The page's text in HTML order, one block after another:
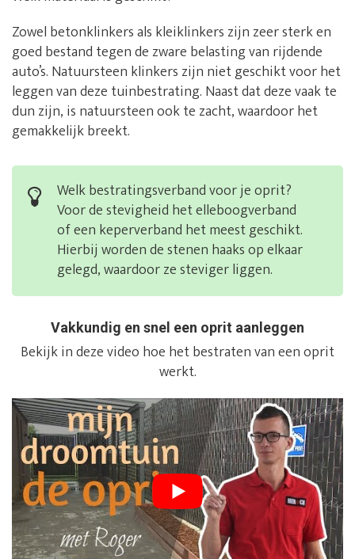
Zowel betonklinkers als kleiklinkers zijn zeer sterk en
goed bestand tegen de zware belasting van rijdende
auto’s. Natuursteen klinkers zijn niet geschikt voor het
leggen van deze tuinbestrating. Naast dat deze vaak te
dun zijn, is natuursteen ook te zacht, waardoor het
gemakkelijk breekt.
Welk bestratingsverband voor je oprit?
Voor de stevigheid het elleboogverband
of een keperverband het meest geschikt.
Hierbij worden de stenen haaks op elkaar
gelegd, waardoor ze steviger liggen.
Vakkundig en snel een oprit aanleggen
Bekijk in deze video hoe het bestraten van een oprit
werkt.